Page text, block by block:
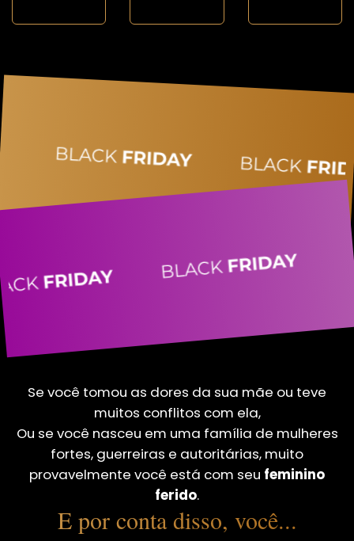
Se você tomou as dores da sua mãe ou teve
muitos conflitos com ela,
Ou se você nasceu em uma família de mulheres
fortes, guerreiras e autoritárias, muito
provavelmente você está com seu feminino
ferido.
E por conta disso, você...